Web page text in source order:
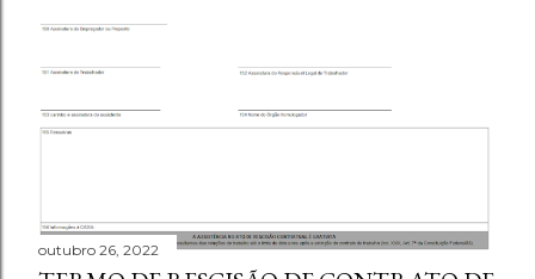
outubro 26, 2022